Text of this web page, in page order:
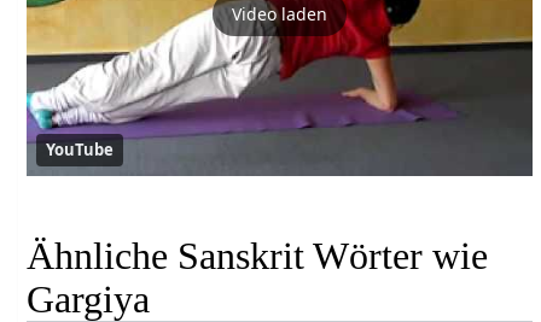
Video laden
YouTube
Ähnliche Sanskrit Wörter wie
Gargiya